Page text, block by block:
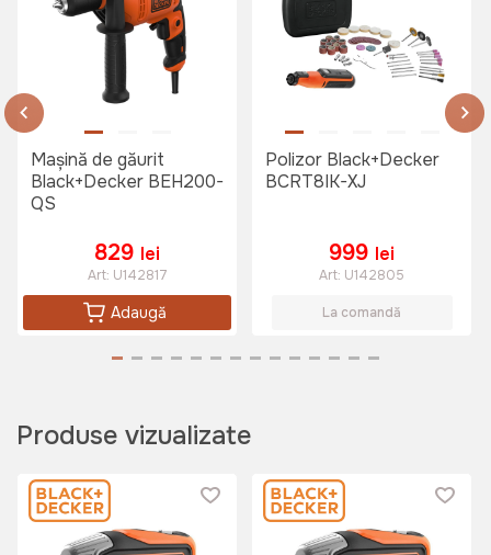
Mașină de găurit
Black+Decker BEH200-
QS
829 lei
Art: U142817
Adaugă
Polizor Black+Decker
BCRT8IK-XJ
999 lei
Art: U142805
La comandă
Produse vizualizate